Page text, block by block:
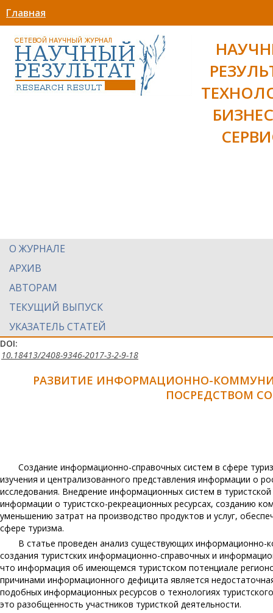
Главная
О ЖУРНАЛЕ
АРХИВ
АВТОРАМ
ТЕКУЩИЙ ВЫПУСК
УКАЗАТЕЛЬ СТАТЕЙ
DOI:
10.18413/2408-9346-2017-3-2-9-18
РАЗВИТИЕ ИНФОРМАЦИОННО-
ПОСРЕДСТВОМ
Создание информационно-справочных систем в сфере
изучения и централизованного представления информации о
исследования. Внедрение информационных систем в
информации о туристско-рекреационных ресурсах, созданию
уменьшению затрат на производство продуктов и услуг,
сфере туризма.
В статье проведен анализ существующих
создания туристских информационно-справочных и
что информация об имеющемся туристском потенциале
причинами информационного дефицита является
подобных информационных ресурсов о технологиях
это разобщенность участников туристкой деятельности.